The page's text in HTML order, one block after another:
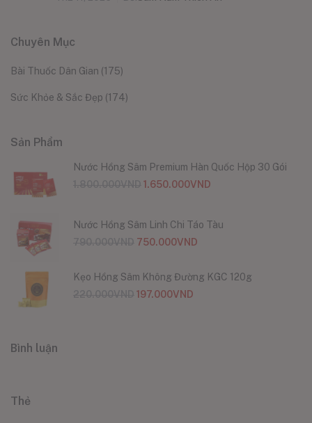
Chuyên Mục
Bài Thuốc Dân Gian (175)
Sức Khỏe & Sắc Đẹp (174)
Sản Phẩm
Nước Hồng Sâm Premium Hàn Quốc Hộp 30 Gói
1.650.000VND
Nước Hồng Sâm Linh Chi Táo Tàu
750.000VND
Kẹo Hồng Sâm Không Đường KGC 120g
197.000VND
Bình luận
Thẻ